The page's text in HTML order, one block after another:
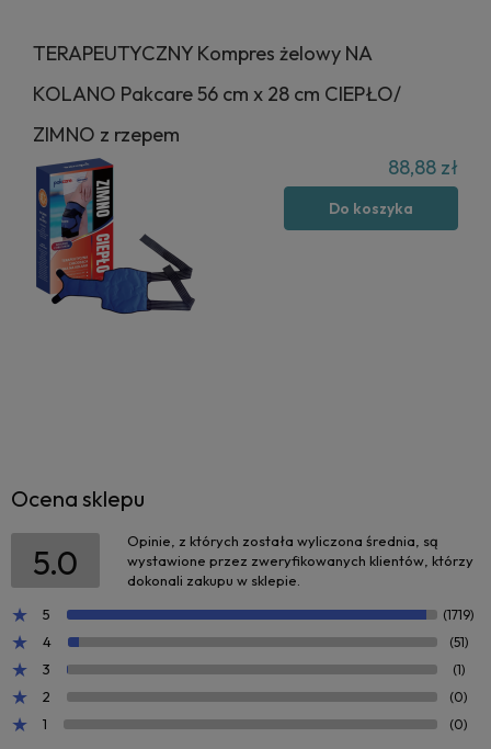
TERAPEUTYCZNY Kompres żelowy NA
KOLANO Pakcare 56 cm x 28 cm CIEPŁO/
ZIMNO z rzepem
88,88 zł
Do koszyka
Ocena sklepu
5.0
Opinie, z których została wyliczona średnia, są
wystawione przez zweryfikowanych klientów, którzy
dokonali zakupu w sklepie.
5
(1719)
4 (51)
3 (1)
2 (0)
1 (0)